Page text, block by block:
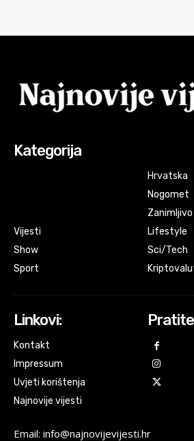
Kategorija
Vijesti
Show
Sport
Hrvatska
Nogomet
Zanimljivo
Lifestyle
Sci/Tech
Linkovi:
Kontakt
Impressum
Uvjeti korištenja
Najnovije vijesti
Email: info@najnovijevijesti.hr